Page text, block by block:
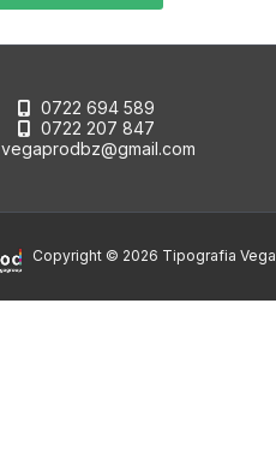
0722 694 589
0722 207 847
vegaprodbz@gmail.com
Copyright © 2026 Tipografia Vega